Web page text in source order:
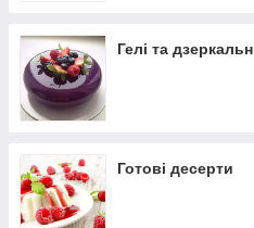
Гелі та
Готові десерти